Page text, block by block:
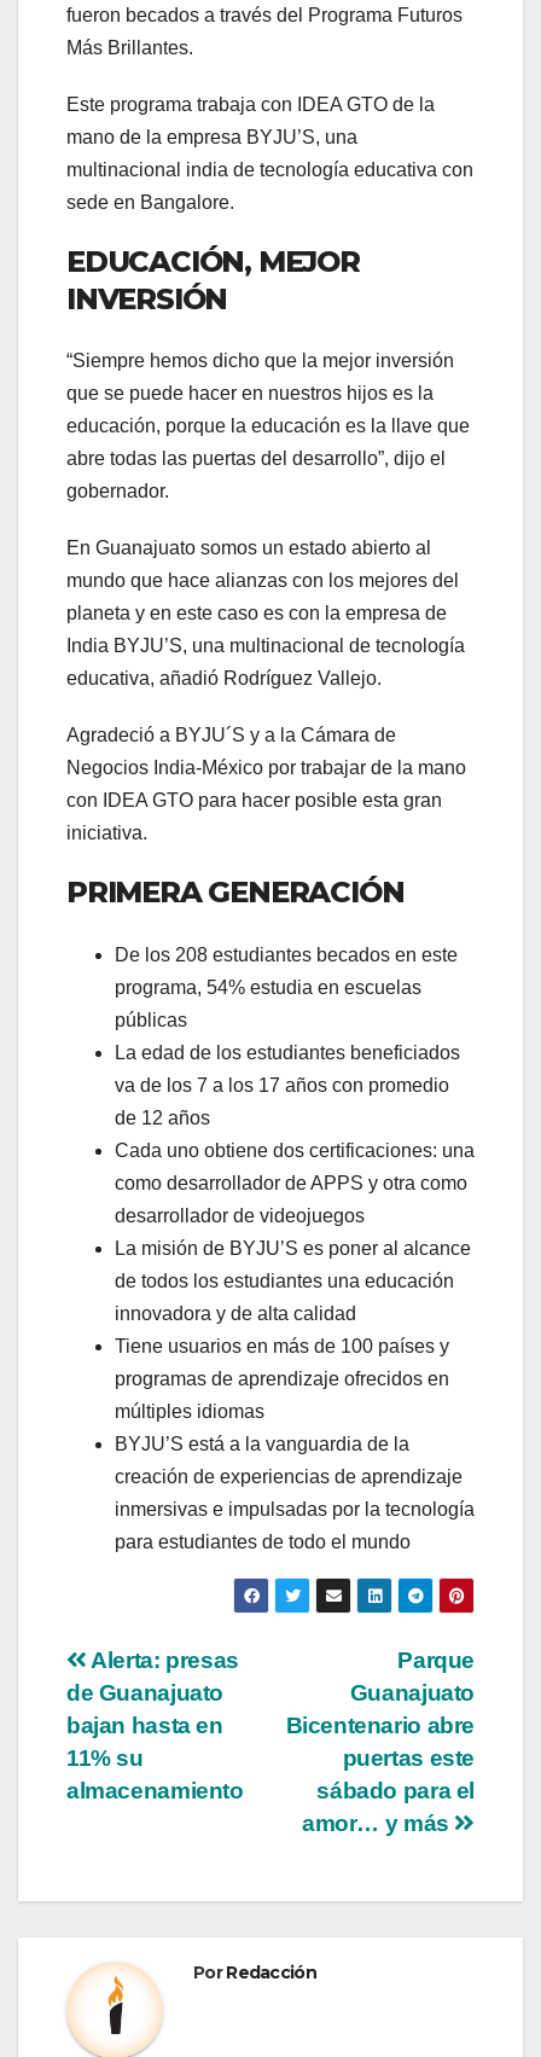
fueron becados a través del Programa Futuros
Más Brillantes.
Este programa trabaja con IDEA GTO de la
mano de la empresa BYJU’S, una
multinacional india de tecnología educativa con
sede en Bangalore.
EDUCACIÓN, MEJOR
INVERSIÓN
“Siempre hemos dicho que la mejor inversión
que se puede hacer en nuestros hijos es la
educación, porque la educación es la llave que
abre todas las puertas del desarrollo”, dijo el
gobernador.
En Guanajuato somos un estado abierto al
mundo que hace alianzas con los mejores del
planeta y en este caso es con la empresa de
India BYJU’S, una multinacional de tecnología
educativa, añadió Rodríguez Vallejo.
Agradeció a BYJU´S y a la Cámara de
Negocios India-México por trabajar de la mano
con IDEA GTO para hacer posible esta gran
iniciativa.
PRIMERA GENERACIÓN
De los 208 estudiantes becados en este
programa, 54% estudia en escuelas
públicas
La edad de los estudiantes beneficiados
va de los 7 a los 17 años con promedio
de 12 años
Cada uno obtiene dos certificaciones: una
como desarrollador de APPS y otra como
desarrollador de videojuegos
La misión de BYJU’S es poner al alcance
de todos los estudiantes una educación
innovadora y de alta calidad
Tiene usuarios en más de 100 países y
programas de aprendizaje ofrecidos en
múltiples idiomas
BYJU’S está a la vanguardia de la
creación de experiencias de aprendizaje
inmersivas e impulsadas por la tecnología
para estudiantes de todo el mundo
Parque
Guanajuato
Bicentenario abre
puertas este
sábado para el
amor… y más
Alerta: presas
de Guanajuato
bajan hasta en
11% su
almacenamiento
PorRedacción